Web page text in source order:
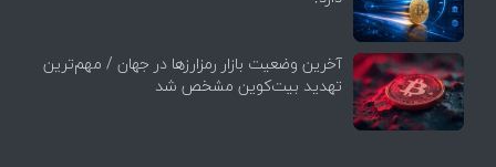
آخرین وضعیت بازار رمزارزها در جهان / مهم‌ترین
تهدید بیت‌کوین مشخص شد